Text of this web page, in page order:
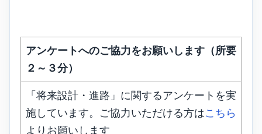
アンケートへのご協力をお願いします（所要
２～３分）
「将来設計・進路」に関するアンケートを実
施しています。ご協力いただける方はこちら
よりお願いします